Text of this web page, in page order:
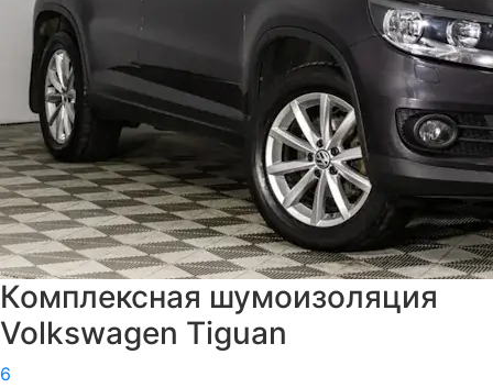
Комплексная шумоизоляция
Volkswagen Tiguan
6